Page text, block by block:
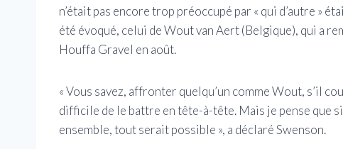
n’était pas encore trop préoccupé par « qui d’autre »
été évoqué, celui de Wout van Aert (Belgique), qui a
Houffa Gravel en août.
« Vous savez, affronter quelqu’un comme Wout, s’il
difficile de le battre en tête-à-tête. Mais je pense que
ensemble, tout serait possible », a déclaré Swenson.